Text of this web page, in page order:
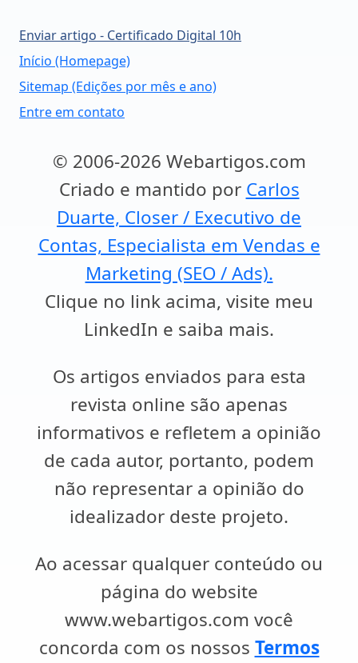
Enviar artigo - Certificado Digital 10h
Início (Homepage)
Sitemap (Edições por mês e ano)
Entre em contato
© 2006-2026 Webartigos.com
Criado e mantido por Carlos
Duarte, Closer / Executivo de
Contas, Especialista em Vendas e
Marketing (SEO / Ads).
Clique no link acima, visite meu
LinkedIn e saiba mais.
Os artigos enviados para esta
revista online são apenas
informativos e refletem a opinião
de cada autor, portanto, podem
não representar a opinião do
idealizador deste projeto.
Ao acessar qualquer conteúdo ou
página do website
www.webartigos.com você
concorda com os nossos Termos